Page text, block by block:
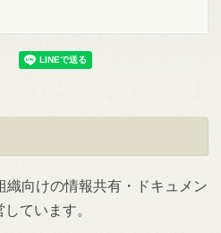
織向けの情報共有・ドキュメン
ています。